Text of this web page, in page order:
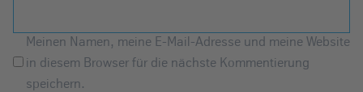
Meinen Namen, meine E-Mail-Adresse und meine Website
in diesem Browser für die nächste Kommentierung
speichern.